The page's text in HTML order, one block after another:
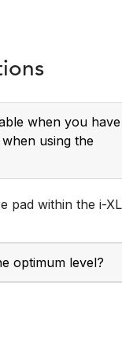
GO II
​microphone for
incredible audio
when you have
using the
pad within the i-
optimum level?